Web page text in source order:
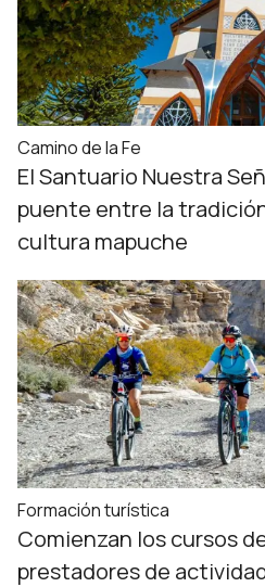
Camino de la Fe
El Santuario Nuestra
puente entre la
cultura mapuche
Formación turística
Comienzan los cursos
prestadores de